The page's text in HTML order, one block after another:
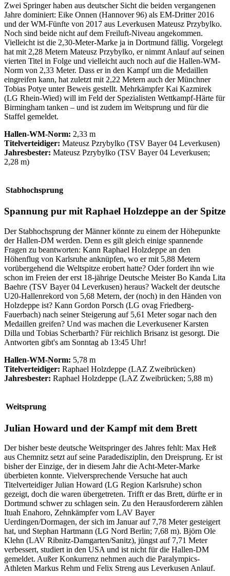
Zwei Springer haben aus deutscher Sicht die beiden vergangenen
Jahre dominiert: Eike Onnen (Hannover 96) als EM-Dritter 2016
und der WM-Fünfte von 2017 aus Leverkusen Mateusz Przybylko.
Noch sind beide nicht auf dem Freiluft-Niveau angekommen.
Vielleicht ist die 2,30-Meter-Marke ja in Dortmund fällig. Vorgelegt
hat mit 2,28 Metern Mateusz Przybylko, er nimmt Anlauf auf seinen
vierten Titel in Folge und vielleicht auch noch auf die Hallen-WM-
Norm von 2,33 Meter. Dass er in den Kampf um die Medaillen
eingreifen kann, hat zuletzt mit 2,22 Metern auch der Münchner
Tobias Potye unter Beweis gestellt. Mehrkämpfer Kai Kazmirek
(LG Rhein-Wied) will im Feld der Spezialisten Wettkampf-Härte für
Birmingham tanken – und ist zudem im Weitsprung und für die
Staffel gemeldet.
Hallen-WM-Norm: 2,33 m
Titelverteidiger: Mateusz Pzrybylko (TSV Bayer 04 Leverkusen)
Jahresbester: Mateusz Pzrybylko (TSV Bayer 04 Leverkusen;
2,28 m)
Stabhochsprung
Spannung pur mit Raphael Holzdeppe an der Spitze
Der Stabhochsprung der Männer könnte zu einem der Höhepunkte
der Hallen-DM werden. Denn es gilt gleich einige spannende
Fragen zu beantworten: Kann Raphael Holzdeppe an den
Höhenflug von Karlsruhe anknüpfen, wo er mit 5,88 Metern
vorübergehend die Weltspitze erobert hatte? Oder fordert ihn wie
schon im Freien der erst 18-jährige Deutsche Meister Bo Kanda Lita
Baehre (TSV Bayer 04 Leverkusen) heraus? Wackelt der deutsche
U20-Hallenrekord von 5,68 Metern, der (noch) in den Händen von
Holzdeppe ist? Kann Gordon Porsch (LG ovag Friedberg-
Fauerbach) nach seiner Steigerung auf 5,61 Meter sogar nach den
Medaillen greifen? Und was machen die Leverkusener Karsten
Dilla und Tobias Scherbarth? Für reichlich Brisanz ist gesorgt. Die
Antworten gibt's am Sonntag ab 13:45 Uhr!
Hallen-WM-Norm: 5,78 m
Titelverteidiger: Raphael Holzdeppe (LAZ Zweibrücken)
Jahresbester: Raphael Holzdeppe (LAZ Zweibrücken; 5,88 m)
Weitsprung
Julian Howard und der Kampf mit dem Brett
Der bisher beste deutsche Weitspringer des Jahres fehlt: Max Heß
aus Chemnitz setzt auf seine Paradedisziplin, den Dreisprung. Er ist
bisher der Einzige, der in diesem Jahr die Acht-Meter-Marke
überbieten konnte. Vielversprechende Versuche hat auch
Titelverteidiger Julian Howard (LG Region Karlsruhe) schon
gezeigt, doch die waren übergetreten. Trifft er das Brett, dürfte er in
Dortmund schwer zu schlagen sein. Zu den Herausforderern zählen
Ituah Enahoro, Zehnkämpfer vom LAV Bayer
Uerdingen/Dormagen, der sich im Januar auf 7,78 Meter gesteigert
hat, und Stephan Hartmann (LG Nord Berlin; 7,68 m). Björn Ole
Klehn (LAV Ribnitz-Damgarten/Sanitz), jüngst auf 7,71 Meter
verbessert, studiert in den USA und ist nicht für die Hallen-DM
gemeldet. Außer Konkurrenz nehmen auch die Paralympics-
Athleten Markus Rehm und Felix Streng aus Leverkusen Anlauf.